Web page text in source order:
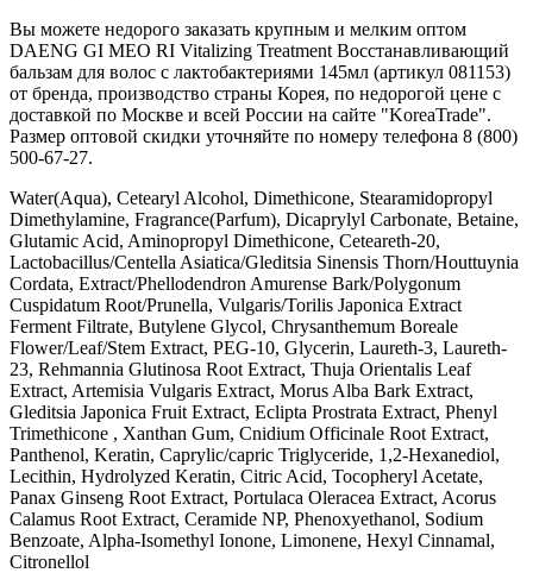
Вы можете недорого заказать крупным и мелким оптом
DAENG GI MEO RI Vitalizing Treatment Восстанавливающий
бальзам для волос с лактобактериями 145мл (артикул 081153)
от бренда, производство страны Корея, по недорогой цене с
доставкой по Москве и всей России на сайте "KoreaTrade".
Размер оптовой скидки уточняйте по номеру телефона 8 (800)
500-67-27.
Water(Aqua), Cetearyl Alcohol, Dimethicone, Stearamidopropyl
Dimethylamine, Fragrance(Parfum), Dicaprylyl Carbonate, Betaine,
Glutamic Acid, Aminopropyl Dimethicone, Ceteareth-20,
Lactobacillus/Centella Asiatica/Gleditsia Sinensis Thorn/Houttuynia
Cordata, Extract/Phellodendron Amurense Bark/Polygonum
Cuspidatum Root/Prunella, Vulgaris/Torilis Japonica Extract
Ferment Filtrate, Butylene Glycol, Chrysanthemum Boreale
Flower/Leaf/Stem Extract, PEG-10, Glycerin, Laureth-3, Laureth-
23, Rehmannia Glutinosa Root Extract, Thuja Orientalis Leaf
Extract, Artemisia Vulgaris Extract, Morus Alba Bark Extract,
Gleditsia Japonica Fruit Extract, Eclipta Prostrata Extract, Phenyl
Trimethicone , Xanthan Gum, Cnidium Officinale Root Extract,
Panthenol, Keratin, Caprylic/capric Triglyceride, 1,2-Hexanediol,
Lecithin, Hydrolyzed Keratin, Citric Acid, Tocopheryl Acetate,
Panax Ginseng Root Extract, Portulaca Oleracea Extract, Acorus
Calamus Root Extract, Ceramide NP, Phenoxyethanol, Sodium
Benzoate, Alpha-Isomethyl Ionone, Limonene, Hexyl Cinnamal,
Citronellol